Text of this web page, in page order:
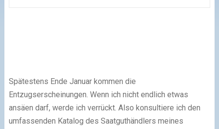
Spätestens Ende Januar kommen die
Entzugserscheinungen. Wenn ich nicht endlich etwas
ansäen darf, werde ich verrückt. Also konsultiere ich den
umfassenden Katalog des Saatguthändlers meines